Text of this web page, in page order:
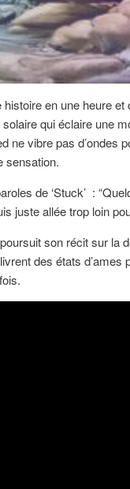
histoire en une heure
qui éclaire une
ne vibre pas d’ondes
sensation.
de ‘Stuck’ :
juste allée trop loin
son récit sur la
des états d’ames